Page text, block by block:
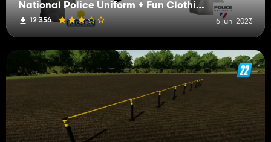
National Police Uniform + Fun Clothing
12 356 6 juni 2023